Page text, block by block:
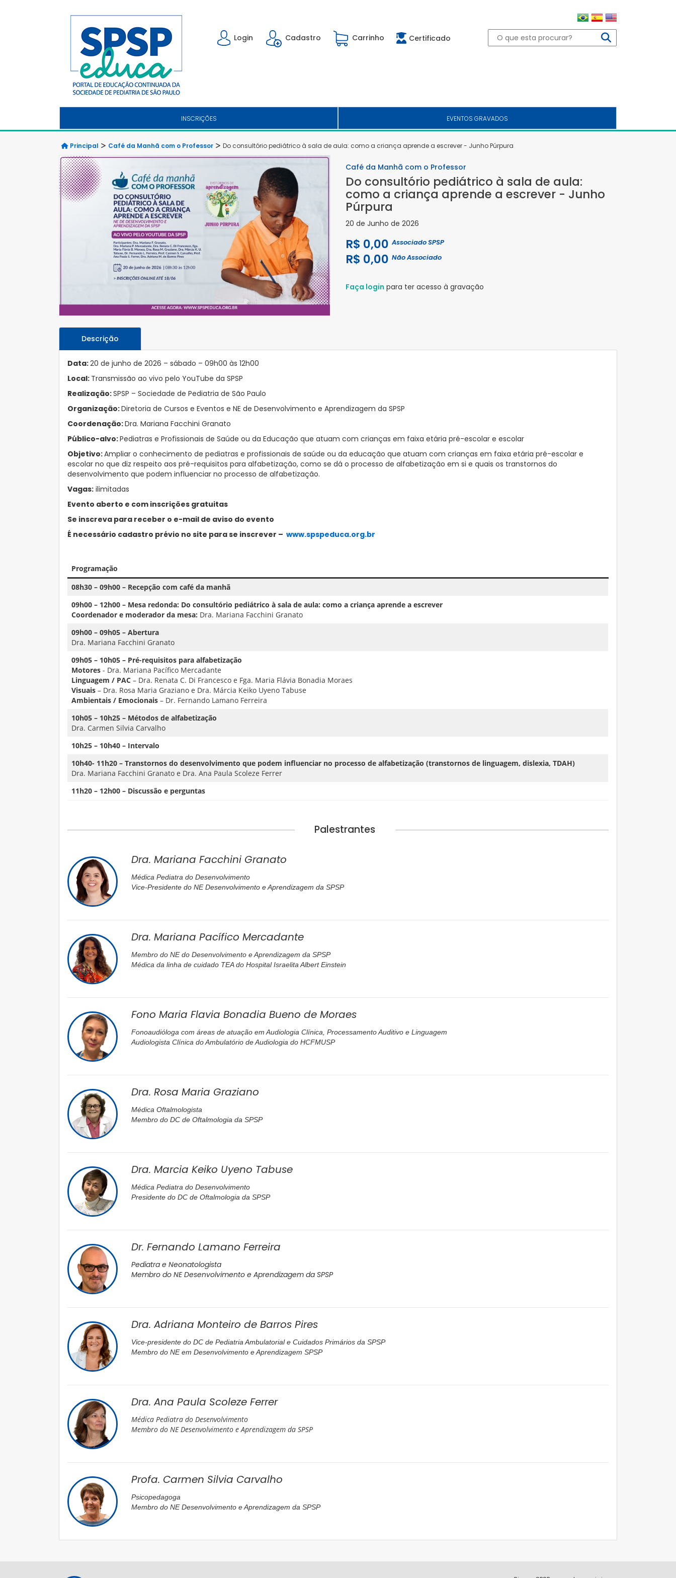
Login Cadastro Carrinho Certificado
INSCRIÇÕES EVENTOS GRAVADOS
Principal Café da Manhã com o Professor Do consultório pediátrico à sala de aula: como a criança aprende a escrever - Junho Púrpura
Café da Manhã com o Professor
Do consultório pediátrico à sala de aula:
como a criança aprende a escrever - Junho
Púrpura
20 de Junho de 2026
Associado SPSP
R$ 0,00
Não Associado
R$ 0,00
Faça login para ter acesso à gravação
Descrição
Data:20 de junho de 2026 – sábado – 09h00 às 12h00
Local: Transmissão ao vivo pelo YouTube da SPSP
Realização:SPSP – Sociedade de Pediatria de São Paulo
Organização:Diretoria de Cursos e Eventos e NE de Desenvolvimento e Aprendizagem da SPSP
Coordenação:Dra. Mariana Facchini Granato
Público-alvo:Pediatras e Profissionais de Saúde ou da Educação que atuam com crianças em faixa etária pré-escolar e escolar
Objetivo:Ampliar o conhecimento de pediatras e profissionais de saúde ou da educação que atuam com crianças em faixa etária pré-escolar e
escolar no que diz respeito aos pré-requisitos para alfabetização, como se dá o processo de alfabetização em si e quais os transtornos do
desenvolvimento que podem influenciar no processo de alfabetização.
Vagas: ilimitadas
Evento aberto e com inscrições gratuitas
Se inscreva para receber o e-mail de aviso do evento
É necessário cadastro prévio no site para se inscrever – www.spspeduca.org.br
Programação
08h30 – 09h00 – Recepção com café da manhã
09h00 – 12h00 – Mesa redonda: Do consultório pediátrico à sala de aula: como a criança aprende a escrever
Coordenador e moderador da mesa: Dra. Mariana Facchini Granato
09h00 – 09h05 – Abertura
Dra. Mariana Facchini Granato
09h05 – 10h05 – Pré-requisitos para alfabetização
Motores - Dra. Mariana Pacífico Mercadante
Linguagem / PAC – Dra. Renata C. Di Francesco e Fga. Maria Flávia Bonadia Moraes
Visuais – Dra. Rosa Maria Graziano e Dra. Márcia Keiko Uyeno Tabuse
Ambientais / Emocionais – Dr. Fernando Lamano Ferreira
10h05 – 10h25 – Métodos de alfabetização
Dra. Carmen Silvia Carvalho
10h25 – 10h40 – Intervalo
10h40- 11h20 – Transtornos do desenvolvimento que podem influenciar no processo de alfabetização (transtornos de linguagem, dislexia, TDAH)
Dra. Mariana Facchini Granato e Dra. Ana Paula Scoleze Ferrer
11h20 – 12h00 – Discussão e perguntas
Palestrantes
Dra. Mariana Facchini Granato
Médica Pediatra do Desenvolvimento
Vice-Presidente do NE Desenvolvimento e Aprendizagem da SPSP
Dra. Mariana Pacífico Mercadante
Membro do NE do Desenvolvimento e Aprendizagem da SPSP
Médica da linha de cuidado TEA do Hospital Israelita Albert Einstein
Fono Maria Flavia Bonadia Bueno de Moraes
Fonoaudióloga com áreas de atuação em Audiologia Clínica, Processamento Auditivo e Linguagem
Audiologista Clínica do Ambulatório de Audiologia do HCFMUSP
Dra. Rosa Maria Graziano
Médica Oftalmologista
Membro do DC de Oftalmologia da SPSP
Dra. Marcia Keiko Uyeno Tabuse
Médica Pediatra do Desenvolvimento
Presidente do DC de Oftalmologia da SPSP
Dr. Fernando Lamano Ferreira
Pediatra e Neonatologista
Membro do NE Desenvolvimento e Aprendizagem da SPSP
Dra. Adriana Monteiro de Barros Pires
Vice-presidente do DC de Pediatria Ambulatorial e Cuidados Primários da SPSP
Membro do NE em Desenvolvimento e Aprendizagem SPSP
Dra. Ana Paula Scoleze Ferrer
Médica Pediatra do Desenvolvimento
Membro do NE Desenvolvimento e Aprendizagem da SPSP
Profa. Carmen Silvia Carvalho
Psicopedagoga
Membro do NE Desenvolvimento e Aprendizagem da SPSP